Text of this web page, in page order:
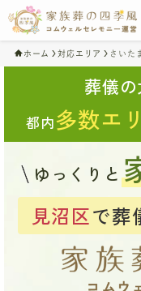
ホーム 対応エリア さいた
葬儀
都内多数エ
ゆっくりと
見沼区で葬